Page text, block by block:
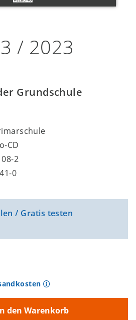
/ 2023
Grundschule
CD
2
0
/ Gratis testen
den Warenkorb